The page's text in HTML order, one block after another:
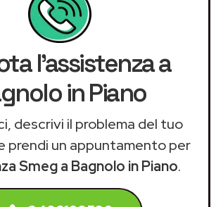
l'assistenza a
in Piano
descrivi il problema del tuo
prendi un appuntamento per
Smeg a Bagnolo in Piano.